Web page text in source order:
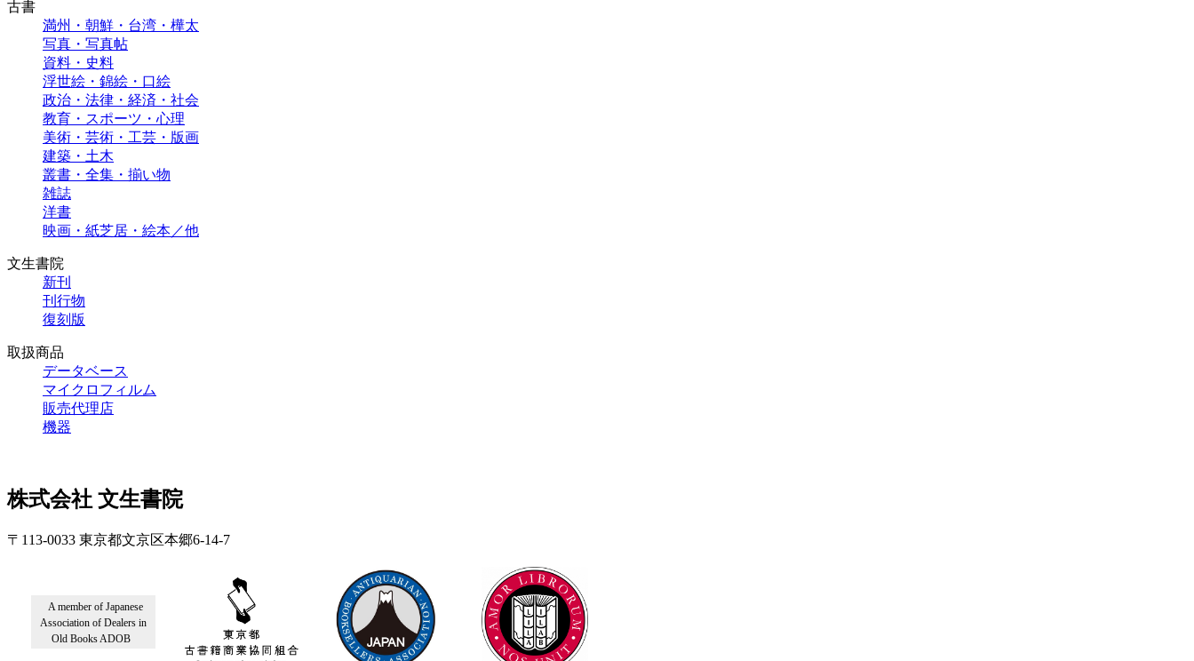
古書
満州・朝鮮・台湾・樺太
写真・写真帖
資料・史料
浮世絵・錦絵・口絵
政治・法律・経済・社会
教育・スポーツ・心理
美術・芸術・工芸・版画
建築・土木
叢書・全集・揃い物
雑誌
洋書
映画・紙芝居・絵本／他
文生書院
新刊
刊行物
復刻版
取扱商品
データベース
マイクロフィルム
販売代理店
機器
株式会社 文生書院
〒113-0033 東京都文京区本郷6-14-7
A member of Japanese
Association of Dealers in
Old Books ADOB